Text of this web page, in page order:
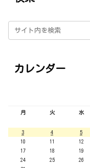
カレンダー
月 火 水
3
4 5
10
11 12
17
18 19
24
25 26